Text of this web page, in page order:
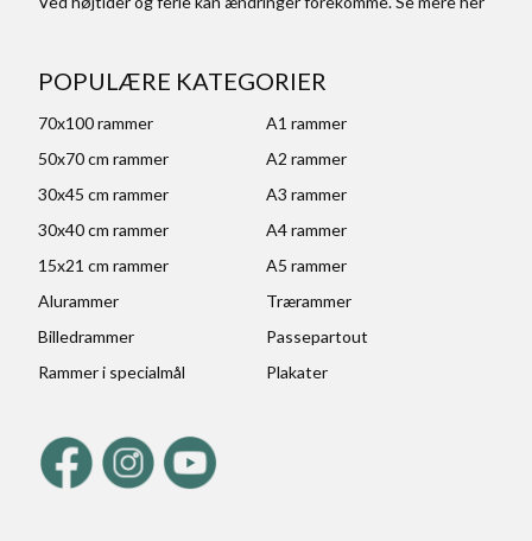
POPULÆRE KATEGORIER
70x100 rammer
A1 rammer
50x70 cm rammer
A2 rammer
30x45 cm rammer
A3 rammer
30x40 cm rammer
A4 rammer
15x21 cm rammer
A5 rammer
Alurammer
Trærammer
Billedrammer
Passepartout
Rammer i specialmål
Plakater